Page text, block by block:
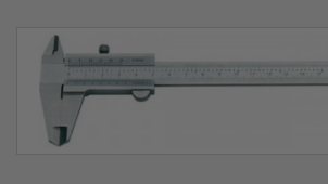
ΌΡΓΑΝΑ ΜΈΤΡΗΣΗΣ
ΠΑΧΎΜΕΤΡΟ INTER (ΜΕ ΒΙΔΆΚΙ) 150MM